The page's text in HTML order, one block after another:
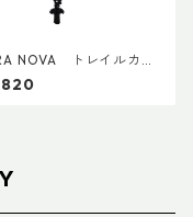
NOVA トレイルカー
カスタム Ver.2 (ペ